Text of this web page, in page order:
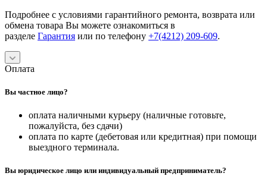
Подробнее с условиями гарантийного ремонта, возврата или
обмена товара Вы можете ознакомиться в
разделе Гарантия или по телефону +7(4212) 209-609.
Оплата
Вы частное лицо?
оплата наличными курьеру (наличные готовьте,
пожалуйста, без сдачи)
оплата по карте (дебетовая или кредитная) при помощи
выездного терминала.
Вы юридическое лицо или индивидуальный предприниматель?